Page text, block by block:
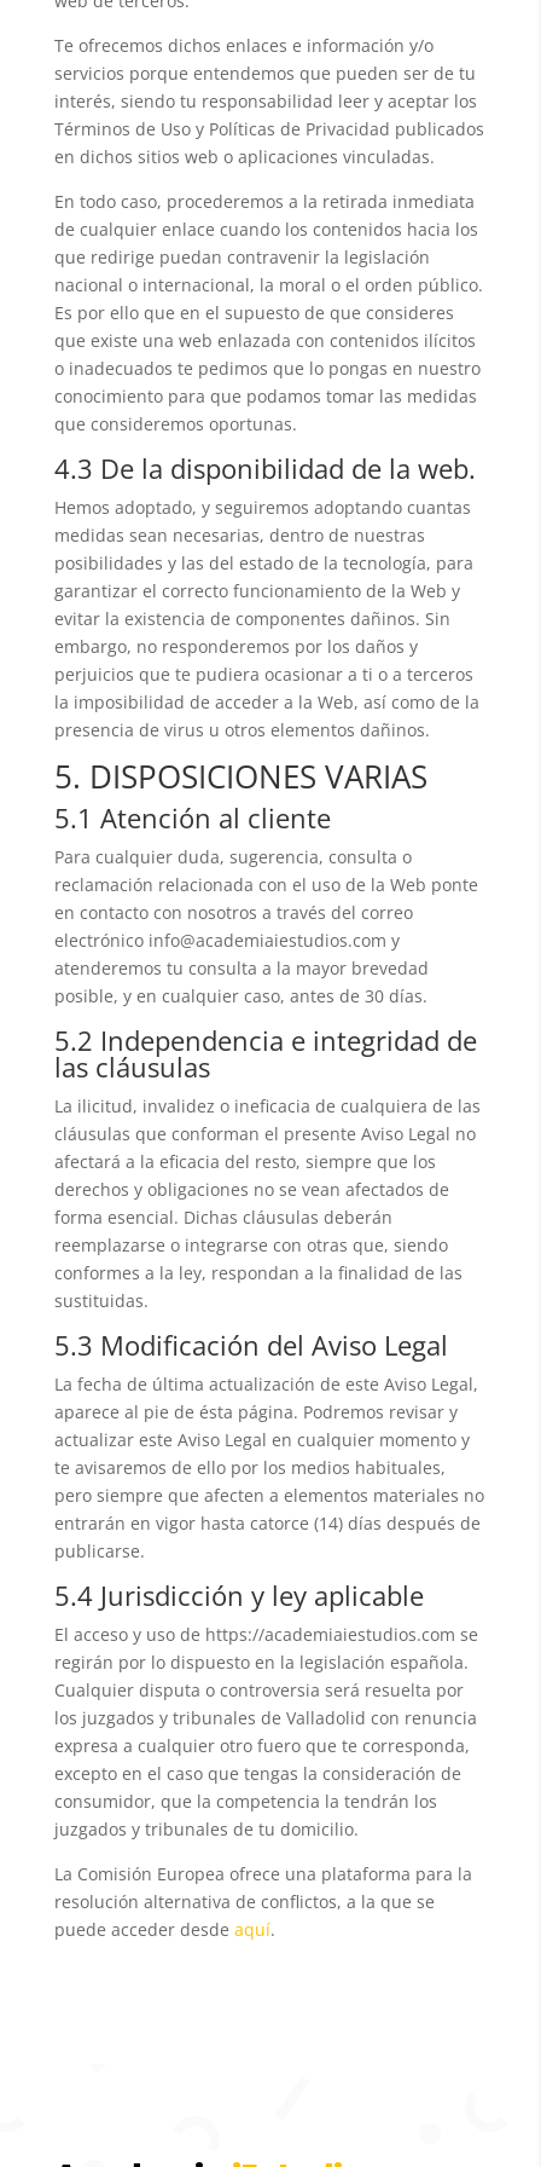
Te ofrecemos dichos enlaces e información y/o
servicios porque entendemos que pueden ser de tu
interés, siendo tu responsabilidad leer y aceptar los
Términos de Uso y Políticas de Privacidad publicados
en dichos sitios web o aplicaciones vinculadas.
En todo caso, procederemos a la retirada inmediata
de cualquier enlace cuando los contenidos hacia los
que redirige puedan contravenir la legislación
nacional o internacional, la moral o el orden público.
Es por ello que en el supuesto de que consideres
que existe una web enlazada con contenidos ilícitos
o inadecuados te pedimos que lo pongas en nuestro
conocimiento para que podamos tomar las medidas
que consideremos oportunas.
4.3 De la disponibilidad de la web.
Hemos adoptado, y seguiremos adoptando cuantas
medidas sean necesarias, dentro de nuestras
posibilidades y las del estado de la tecnología, para
garantizar el correcto funcionamiento de la Web y
evitar la existencia de componentes dañinos. Sin
embargo, no responderemos por los daños y
perjuicios que te pudiera ocasionar a ti o a terceros
la imposibilidad de acceder a la Web, así como de la
presencia de virus u otros elementos dañinos.
5. DISPOSICIONES VARIAS
5.1 Atención al cliente
Para cualquier duda, sugerencia, consulta o
reclamación relacionada con el uso de la Web ponte
en contacto con nosotros a través del correo
electrónico info@academiaiestudios.com y
atenderemos tu consulta a la mayor brevedad
posible, y en cualquier caso, antes de 30 días.
5.2 Independencia e integridad de
las cláusulas
La ilicitud, invalidez o ineficacia de cualquiera de las
cláusulas que conforman el presente Aviso Legal no
afectará a la eficacia del resto, siempre que los
derechos y obligaciones no se vean afectados de
forma esencial. Dichas cláusulas deberán
reemplazarse o integrarse con otras que, siendo
conformes a la ley, respondan a la finalidad de las
sustituidas.
5.3 Modificación del Aviso Legal
La fecha de última actualización de este Aviso Legal,
aparece al pie de ésta página. Podremos revisar y
actualizar este Aviso Legal en cualquier momento y
te avisaremos de ello por los medios habituales,
pero siempre que afecten a elementos materiales no
entrarán en vigor hasta catorce (14) días después de
publicarse.
5.4 Jurisdicción y ley aplicable
El acceso y uso de https://academiaiestudios.com se
regirán por lo dispuesto en la legislación española.
Cualquier disputa o controversia será resuelta por
los juzgados y tribunales de Valladolid con renuncia
expresa a cualquier otro fuero que te corresponda,
excepto en el caso que tengas la consideración de
consumidor, que la competencia la tendrán los
juzgados y tribunales de tu domicilio.
La Comisión Europea ofrece una plataforma para la
resolución alternativa de conflictos, a la que se
puede acceder desde aquí.